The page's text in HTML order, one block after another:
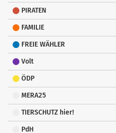
PIRATEN
FAMILIE
FREIE WÄHLER
Volt
ÖDP
MERA25
TIERSCHUTZ hier!
PdH